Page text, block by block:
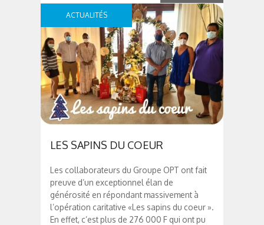
ACTUALITÉS
LES SAPINS DU COEUR
Les collaborateurs du Groupe OPT ont fait
preuve d’un exceptionnel élan de
générosité en répondant massivement à
l’opération caritative «Les sapins du coeur ».
En effet, c’est plus de 276 000 F qui ont pu